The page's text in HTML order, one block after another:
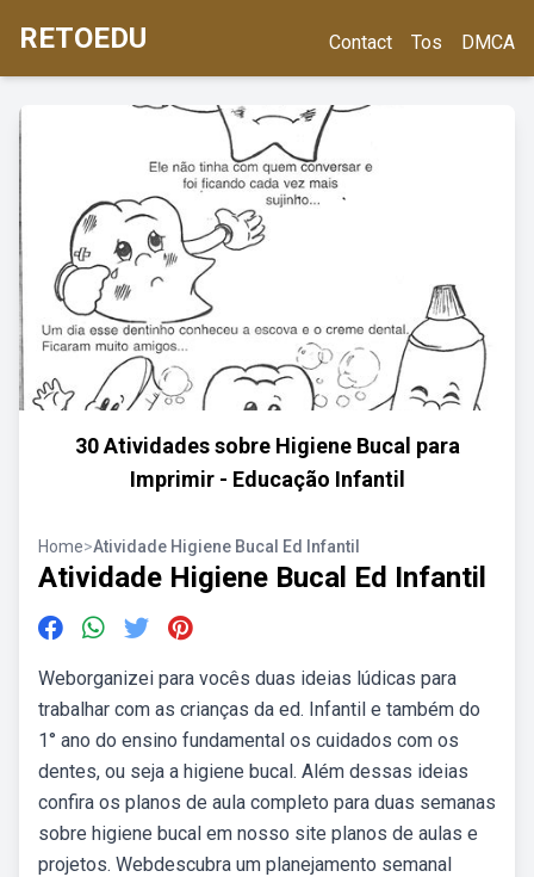
RETOEDU Contact Tos DMCA
30 Atividades sobre Higiene Bucal para
Imprimir - Educação Infantil
Home>Atividade Higiene Bucal Ed Infantil
Atividade Higiene Bucal Ed Infantil
Weborganizei para vocês duas ideias lúdicas para
trabalhar com as crianças da ed. Infantil e também do
1° ano do ensino fundamental os cuidados com os
dentes, ou seja a higiene bucal. Além dessas ideias
confira os planos de aula completo para duas semanas
sobre higiene bucal em nosso site planos de aulas e
projetos. Webdescubra um planejamento semanal